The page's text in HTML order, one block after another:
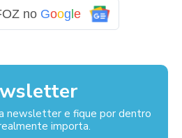
no Google
newsletter e fique por dentro
importa.